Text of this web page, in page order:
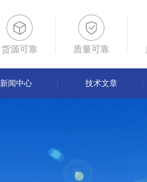
货源可靠 质量可靠
新闻中心 技术文章